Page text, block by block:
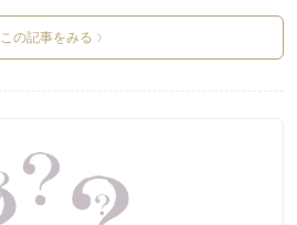
この記事をみる >